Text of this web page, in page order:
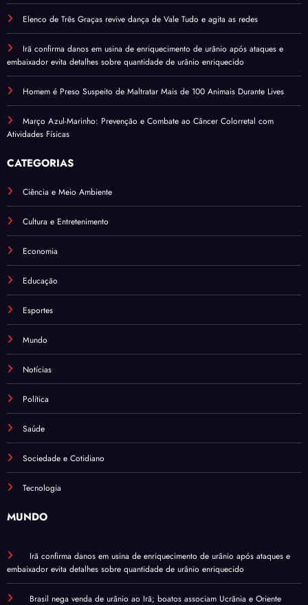
Elenco de Três Graças revive dança de Vale Tudo e agita as redes
Irã confirma danos em usina de enriquecimento de urânio após ataques e
embaixador evita detalhes sobre quantidade de urânio enriquecido
Homem é Preso Suspeito de Maltratar Mais de 100 Animais Durante Lives
Março Azul-Marinho: Prevenção e Combate ao Câncer Colorretal com
Atividades Físicas
CATEGORIAS
Ciência e Meio Ambiente
Cultura e Entretenimento
Economia
Educação
Esportes
Mundo
Notícias
Política
Saúde
Sociedade e Cotidiano
Tecnologia
MUNDO
Irã confirma danos em usina de enriquecimento de urânio após ataques e
embaixador evita detalhes sobre quantidade de urânio enriquecido
Brasil nega venda de urânio ao Irã; boatos associam Ucrânia e Oriente